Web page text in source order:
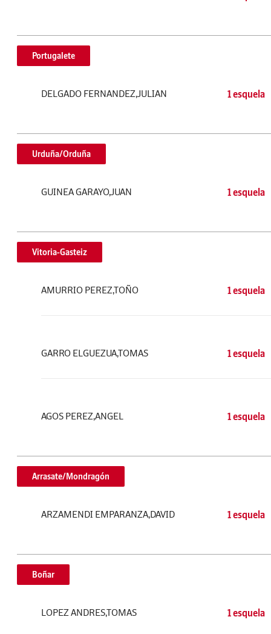
Portugalete
DELGADO FERNANDEZ,JULIAN 1 esquela
Urduña/Orduña
GUINEA GARAYO,JUAN 1 esquela
Vitoria-Gasteiz
AMURRIO PEREZ,TOÑO 1 esquela
GARRO ELGUEZUA,TOMAS 1 esquela
AGOS PEREZ,ANGEL 1 esquela
Arrasate/Mondragón
ARZAMENDI EMPARANZA,DAVID 1 esquela
Boñar
LOPEZ ANDRES,TOMAS 1 esquela